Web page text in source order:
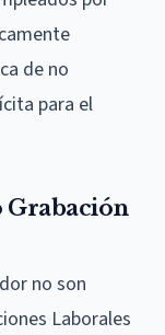
de no
para el
Grabación
no son
Laborales